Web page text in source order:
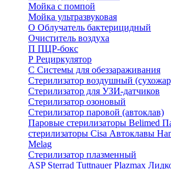
Мойка с помпой
Мойка ультразвуковая
О Облучатель бактерицидный
Очиститель воздуха
П ПЦР-бокс
Р Рециркулятор
С Системы для обеззараживания
Стерилизатор воздушный
Стерилизатор для УЗИ-датчиков
Стерилизатор озоновый
Стерилизатор паровой (автоклав)
Паровые стерилизаторы Belimed
стерилизаторы Cisa Автоклавы
Melag
Стерилизатор плазменный
ASP Sterrad Tuttnauer Plazmax